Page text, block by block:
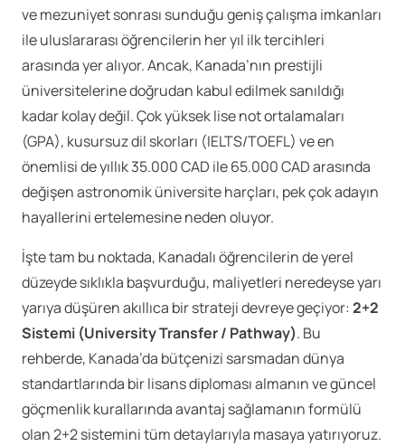
ve mezuniyet sonrası sunduğu geniş çalışma imkanları
ile uluslararası öğrencilerin her yıl ilk tercihleri
arasında yer alıyor. Ancak, Kanada’nın prestijli
üniversitelerine doğrudan kabul edilmek sanıldığı
kadar kolay değil. Çok yüksek lise not ortalamaları
(GPA), kusursuz dil skorları (IELTS/TOEFL) ve en
önemlisi de yıllık 35.000 CAD ile 65.000 CAD arasında
değişen astronomik üniversite harçları, pek çok adayın
hayallerini ertelemesine neden oluyor.
İşte tam bu noktada, Kanadalı öğrencilerin de yerel
düzeyde sıklıkla başvurduğu, maliyetleri neredeyse yarı
yarıya düşüren akıllıca bir strateji devreye geçiyor:2+2
Sistemi (University Transfer / Pathway). Bu
rehberde, Kanada’da bütçenizi sarsmadan dünya
standartlarında bir lisans diploması almanın ve güncel
göçmenlik kurallarında avantaj sağlamanın formülü
olan 2+2 sistemini tüm detaylarıyla masaya yatırıyoruz.